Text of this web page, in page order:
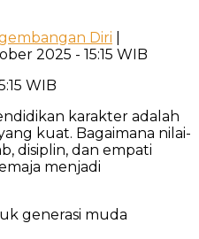
Diri
2025 - 15:15 WIB
WIB
karakter adalah
kuat. Bagaimana nilai-
disiplin, dan empati
menjadi